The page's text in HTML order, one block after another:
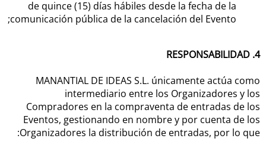
de quince (15) días hábiles desde la fecha de la
comunicación pública de la cancelación del Evento;
4. RESPONSABILIDAD
MANANTIAL DE IDEAS S.L. únicamente actúa como
intermediario entre los Organizadores y los
Compradores en la compraventa de entradas de los
Eventos, gestionando en nombre y por cuenta de los
Organizadores la distribución de entradas, por lo que: